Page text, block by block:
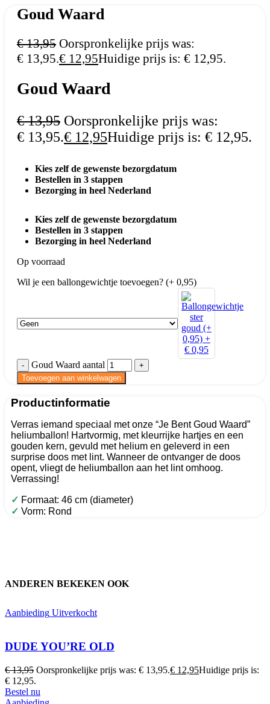
Goud Waard
€13,95 Oorspronkelijke prijs was:
€ 13,95.€ 12,95Huidige prijs is: € 12,95.
Goud Waard
€13,95 Oorspronkelijke prijs was:
€ 13,95.€ 12,95Huidige prijs is: € 12,95.
Kies zelf de gewenste bezorgdatum
Bestellen in 3 stappen
Bezorging in heel Nederland
Kies zelf de gewenste bezorgdatum
Bestellen in 3 stappen
Bezorging in heel Nederland
Op voorraad
Wil je een ballongewichtje toevoegen? (+ 0,95)
Goud Waard aantal
Toevoegen aan winkelwagen
Productinformatie
Verras iemand speciaal met onze “Je Bent Goud Waard”
heliumballon! Hartvormig, met kleurrijke hartjes en een
gouden kern, gevuld met helium en geleverd in een
surprise doos met lint. Wanneer de ontvanger de doos
opent, vliegt de heliumballon aan het lint omhoog.
Verrassing!
✓ Formaat: 46 cm (diameter)
✓ Vorm: Rond
ANDEREN BEKEKEN OOK
Aanbieding Uitverkocht
DUDE YOU’RE OLD
€13,95 Oorspronkelijke prijs was: € 13,95.€ 12,95Huidige prijs is:
€ 12,95.
Bestel nu